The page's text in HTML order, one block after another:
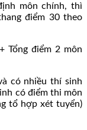
môn chính, thì
điểm 30 theo
Tổng điểm 2 môn
có nhiều thí sinh
có điểm thi môn
tổ hợp xét tuyển)